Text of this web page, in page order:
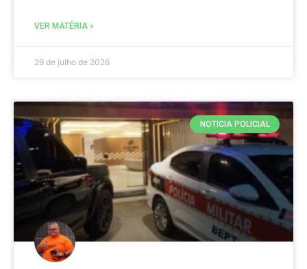
VER MATÉRIA »
29 de julho de 2026
NOTICIA POLICIAL